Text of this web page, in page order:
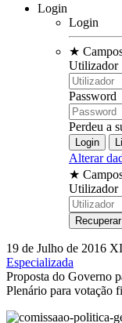
Login
Login
★
Utilizador
Password
Perdeu a
Alterar
★
Utilizador
19 de Julho de 2016
Especializada
Proposta do Governo
Plenário para votação